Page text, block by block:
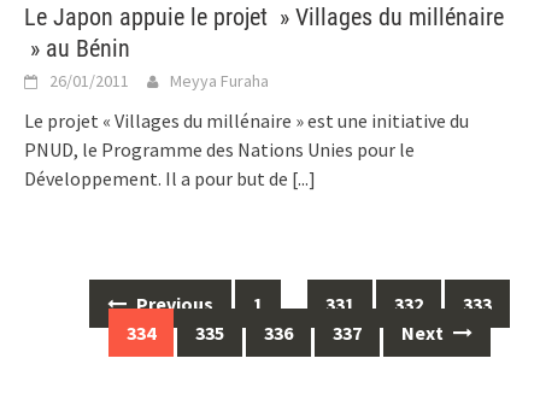
Le Japon appuie le projet » Villages du millénaire
» au Bénin
26/01/2011 Meyya Furaha
Le projet « Villages du millénaire » est une initiative du
PNUD, le Programme des Nations Unies pour le
Développement. Il a pour but de [...]
navigation
Previous 1 … 331 332
333
334
335 336 337 Next